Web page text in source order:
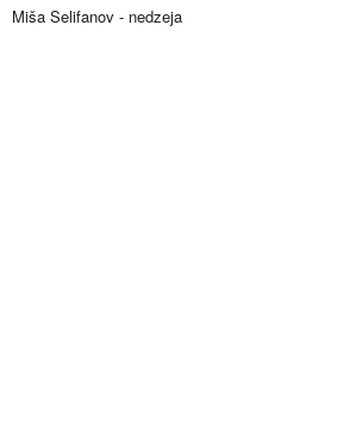
Miša Selifanov - nedzeja